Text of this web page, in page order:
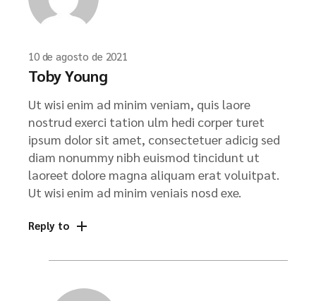
10 de agosto de 2021
Toby Young
Ut wisi enim ad minim veniam, quis laore
nostrud exerci tation ulm hedi corper turet
ipsum dolor sit amet, consectetuer adicig sed
diam nonummy nibh euismod tincidunt ut
laoreet dolore magna aliquam erat voluitpat.
Ut wisi enim ad minim veniais nosd exe.
Reply to